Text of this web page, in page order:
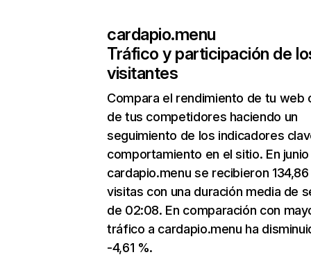
cardapio.menu
Tráfico y participación de
visitantes
Compara el rendimiento de tu web
de tus competidores haciendo un
seguimiento de los indicadores
comportamiento en el sitio. En junio
cardapio.menu se recibieron
visitas con una duración media de
de 02:08. En comparación con
tráfico a cardapio.menu ha
-4,61 %.